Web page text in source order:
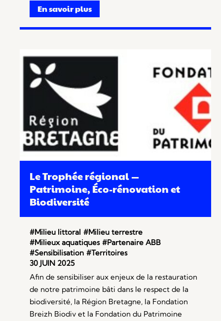
En savoir plus
Le Trophée régional —
Patrimoine, Éco-rénovation et
Biodiversité
#Milieu littoral #Milieu terrestre
#Milieux aquatiques #Partenaire ABB
#Sensibilisation #Territoires
30 JUIN 2025
Afin de sensibiliser aux enjeux de la restauration
de notre patrimoine bâti dans le respect de la
biodiversité, la Région Bretagne, la Fondation
Breizh Biodiv et la Fondation du Patrimoine